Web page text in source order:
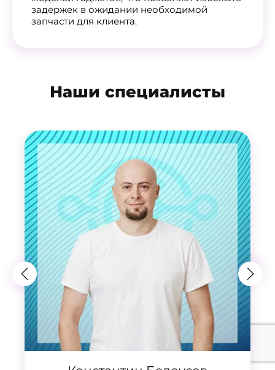
задержек в ожидании необходимой
запчасти для клиента.
Наши специалисты